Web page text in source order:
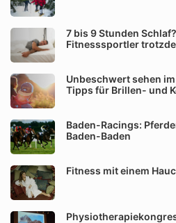
7 bis 9 Stunden
Fitnesssportler
Unbeschwert sehen
Tipps für Brillen- und
Baden-Racings:
Baden-Baden
Fitness mit einem